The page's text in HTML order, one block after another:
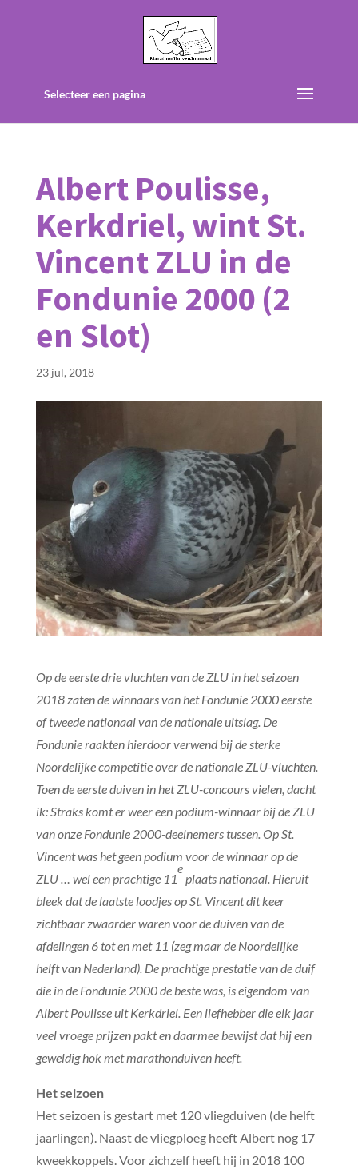
Selecteer een pagina
Albert Poulisse,
Kerkdriel, wint St.
Vincent ZLU in de
Fondunie 2000 (2
en Slot)
23 jul, 2018
Op de eerste drie vluchten van de ZLU in het seizoen
2018 zaten de winnaars van het Fondunie 2000 eerste
of tweede nationaal van de nationale uitslag. De
Fondunie raakten hierdoor verwend bij de sterke
Noordelijke competitie over de nationale ZLU-vluchten.
Toen de eerste duiven in het ZLU-concours vielen, dacht
ik: Straks komt er weer een podium-winnaar bij de ZLU
van onze Fondunie 2000-deelnemers tussen. Op St.
Vincent was het geen podium voor de winnaar op de
ZLU … wel een prachtige 11
e
plaats nationaal. Hieruit
bleek dat de laatste loodjes op St. Vincent dit keer
zichtbaar zwaarder waren voor de duiven van de
afdelingen 6 tot en met 11 (zeg maar de Noordelijke
helft van Nederland). De prachtige prestatie van de duif
die in de Fondunie 2000 de beste was, is eigendom van
Albert Poulisse uit Kerkdriel. Een liefhebber die elk jaar
veel vroege prijzen pakt en daarmee bewijst dat hij een
geweldig hok met marathonduiven heeft.
Het seizoen
Het seizoen is gestart met 120 vliegduiven (de helft
jaarlingen). Naast de vliegploeg heeft Albert nog 17
kweekkoppels. Voor zichzelf heeft hij in 2018 100